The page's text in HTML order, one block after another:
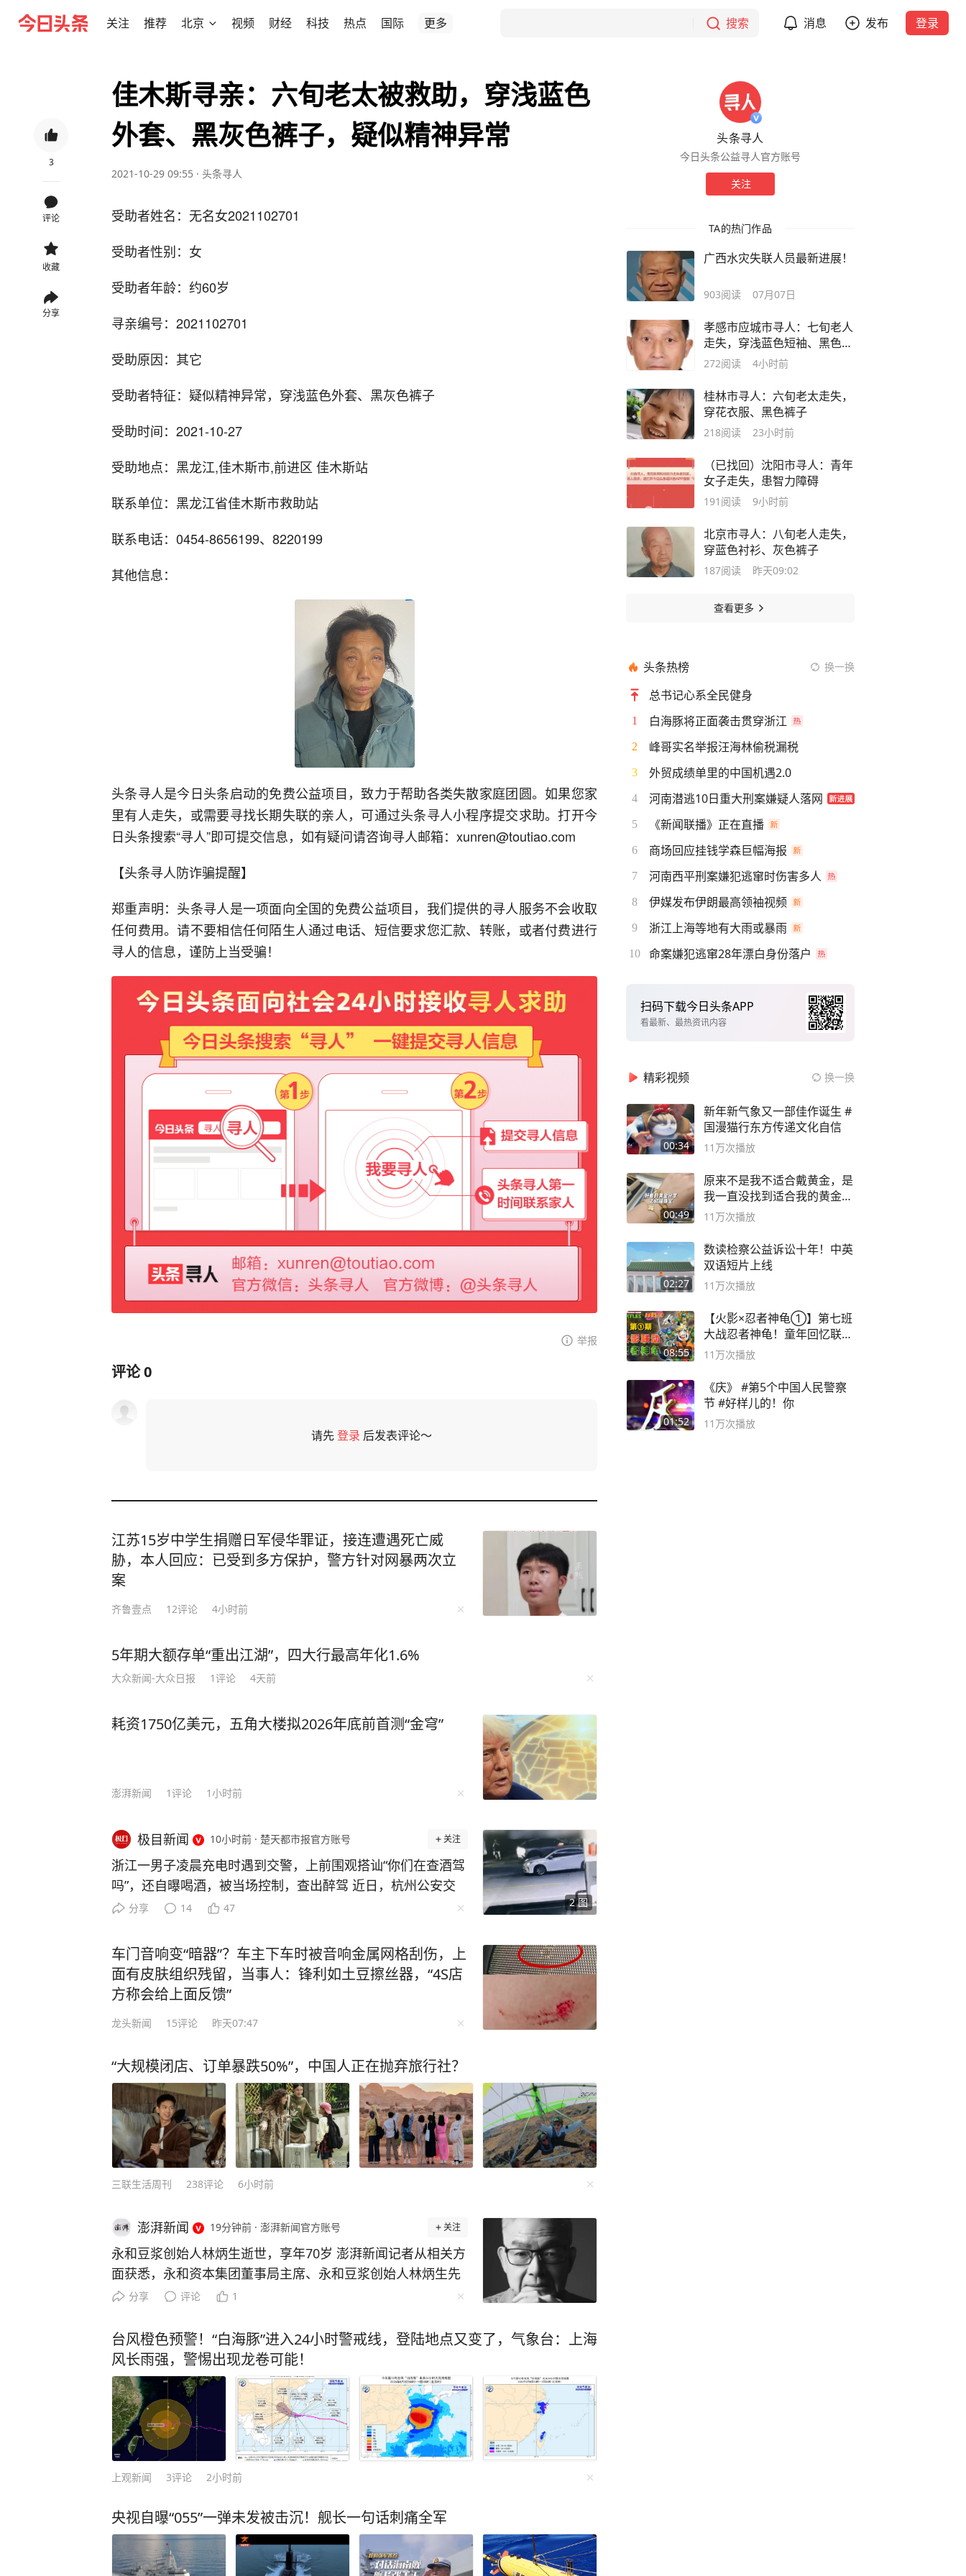
关注 推荐 北京 视频 财经 科技 热点 国际 更多 搜索 消息 发布 登录
3
评论
收藏
分享
佳木斯寻亲：六旬老太被救助，穿浅蓝色
外套、黑灰色裤子，疑似精神异常
2021-10-29 09:55 · 头条寻人
受助者姓名：无名女2021102701
受助者性别：女
受助者年龄：约60岁
寻亲编号：2021102701
受助原因：其它
受助者特征：疑似精神异常，穿浅蓝色外套、黑灰色裤子
受助时间：2021-10-27
受助地点：黑龙江,佳木斯市,前进区 佳木斯站
联系单位：黑龙江省佳木斯市救助站
联系电话：0454-8656199、8220199
其他信息：
头条寻人是今日头条启动的免费公益项目，致力于帮助各类失散家庭团圆。如果您家
里有人走失，或需要寻找长期失联的亲人，可通过头条寻人小程序提交求助。打开今
日头条搜索“寻人”即可提交信息，如有疑问请咨询寻人邮箱：xunren@toutiao.com
【头条寻人防诈骗提醒】
郑重声明：头条寻人是一项面向全国的免费公益项目，我们提供的寻人服务不会收取
任何费用。请不要相信任何陌生人通过电话、短信要求您汇款、转账，或者付费进行
寻人的信息，谨防上当受骗！
举报
评论0
请先登录 后发表评论～
江苏15岁中学生捐赠日军侵华罪证，接连遭遇死亡威
胁，本人回应：已受到多方保护，警方针对网暴两次立
案
齐鲁壹点 12评论 4小时前
5年期大额存单“重出江湖”，四大行最高年化1.6%
大众新闻-大众日报 1评论 4天前
耗资1750亿美元，五角大楼拟2026年底前首测“金穹”
澎湃新闻 1评论 1小时前
2 图
极目新闻 10小时前 · 楚天都市报官方账号 关注
浙江一男子凌晨充电时遇到交警，上前围观搭讪“你们在查酒驾
吗”，还自曝喝酒，被当场控制，查出醉驾 近日，杭州公安交
管部门查获一起饮酒后驾车“送上门”的违法案例。一起来看看
交警在加油站处理事故时，正在一旁等候充电位的舒某见有交
警在场，因好奇心驱使，下车走上前围观“吃瓜”，并主动向交
警发问：“你们查酒驾吗？” 这句突兀的问话立刻引起了执勤交
警的高度警觉。交警回应：“在处理事故，怎么了？”面对交警
问询，舒某毫无防备地说：“我喝了瓶啤酒，我怕你查酒驾，我
语顿、想撤离之时，交警将其拦下：“你喝了一瓶啤酒，还自告
奋勇地送上来！你觉得我现在会让你走吗？”现场警力立即对舒
某开展吹气式酒精检测，初步结果为95毫克/100毫升，涉嫌醉
酒驾驶机动车。随后，舒某被带至医院进行血液酒精检测，结
果为118.2毫克/100毫升，属于醉酒驾驶。 经询问，舒某前晚8
时左右连续饮用过两瓶啤酒及二两白酒后入睡，次日0时醒来，
心存侥幸，自认为酒气已消，便驾驶机动车前往家对面的加油
门依法吊销机动车驾驶证，5年内不得重新考取，并处罚款150
0元。 酒驾醉驾既是对自身安全的忽视，也是对他人生命的漠
视。侥幸驾驶，必将受到法律的严惩。 来源 钱江晚报 杭州交
警 （来源：钱江晚报 杭州交警） 更多精彩资讯请在应用市场
下载“极目新闻”客户端，未经授权请勿转载，欢迎提供新闻线
索，一经采纳即付报酬。24小时报料热线027-86777777。
分享 14 47
车门音响变“暗器”？车主下车时被音响金属网格刮伤，上
面有皮肤组织残留，当事人：锋利如土豆擦丝器，“4S店
方称会给上面反馈”
龙头新闻 15评论 昨天07:47
“大规模闭店、订单暴跌50%”，中国人正在抛弃旅行社？
三联生活周刊 238评论 6小时前
澎湃新闻 19分钟前 · 澎湃新闻官方账号 关注
永和豆浆创始人林炳生逝世，享年70岁 澎湃新闻记者从相关方
面获悉，永和资本集团董事局主席、永和豆浆创始人林炳生先
生，因病医治无效，不幸于2026年8月7日在台北逝世，享年70
创始人、核心领航人。林炳生创立永和豆浆，深耕实业数十
载，以前瞻战略格局与稳健经营理念，带领集团布局大健康产
业、股权投资、产业并购，开拓海外SPAC上市业务，搭建起多
元化规范化的产业体系，为永和资本的规模扩张与基业长远筑
牢根基。业内及外界素以“豆哥”尊称林炳生，评价其“活出自己
的精彩，是照亮别人的灯塔”。
分享 评论 1
台风橙色预警！“白海豚”进入24小时警戒线，登陆地点又变了，气象台：上海
风长雨强，警惕出现龙卷可能！
上观新闻 3评论 2小时前
央视自曝“055”一弹未发被击沉！舰长一句话刺痛全军
头条寻人
今日头条公益寻人官方账号
关注
TA的热门作品
广西水灾失联人员最新进展！
903阅读 07月07日
孝感市应城市寻人：七旬老人
走失，穿浅蓝色短袖、黑色长
裤
272阅读 4小时前
桂林市寻人：六旬老太走失，
穿花衣服、黑色裤子
218阅读 23小时前
（已找回）沈阳市寻人：青年
女子走失，患智力障碍
191 阅读 9小时前
北京市寻人：八旬老人走失，
穿蓝色衬衫、灰色裤子
187阅读 昨天09:02
查看更多
头条热榜 换一换
总书记心系全民健身
1 白海豚将正面袭击贯穿浙江
2 峰哥实名举报汪海林偷税漏税
3 外贸成绩单里的中国机遇2.0
4 河南潜逃10日重大刑案嫌疑人落网
5 《新闻联播》正在直播
6 商场回应挂钱学森巨幅海报
7 河南西平刑案嫌犯逃窜时伤害多人
8 伊媒发布伊朗最高领袖视频
9 浙江上海等地有大雨或暴雨
10 命案嫌犯逃窜28年漂白身份落户
扫码下载今日头条APP
看最新、最热资讯内容
精彩视频 换一换
00:34
新年新气象又一部佳作诞生 #
国漫猫行东方传递文化自信
11万次播放
00:49
原来不是我不适合戴黄金，是
我一直没找到适合我的黄金
😭
11万次播放
02:27
数读检察公益诉讼十年！中英
双语短片上线
11万次播放
08:55
【火影×忍者神龟①】第七班
大战忍者神龟！童年回忆联动
论武？
11万次播放
01:52
《庆》 #第5个中国人民警察
节 #好样儿的！你
11万次播放